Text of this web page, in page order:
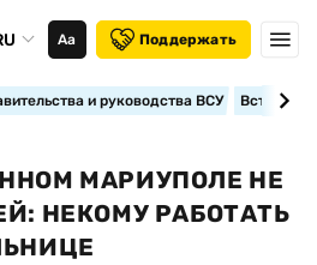
Аа Поддержать
и руководства ВСУ
МАРИУПОЛЕ НЕ
НЕКОМУ РАБОТАТЬ